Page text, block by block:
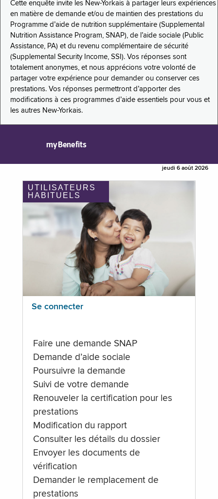
Cette enquête invite les New-Yorkais à partager leurs expériences
en matière de demande et/ou de maintien des prestations du
Programme d’aide de nutrition supplémentaire (Supplemental
Nutrition Assistance Program, SNAP), de l’aide sociale (Public
Assistance, PA) et du revenu complémentaire de sécurité
(Supplemental Security Income, SSI). Vos réponses sont
totalement anonymes, et nous apprécions votre volonté de
partager votre expérience pour demander ou conserver ces
prestations. Vos réponses permettront d’apporter des
modifications à ces programmes d’aide essentiels pour vous et
les autres New-Yorkais.
myBenefits
jeudi 6 août 2026
UTILISATEURS
HABITUELS
Se connecter
Faire une demande SNAP
Demande d’aide sociale
Poursuivre la demande
Suivi de votre demande
Renouveler la certification pour les
prestations
Modification du rapport
Consulter les détails du dossier
Envoyer les documents de
vérification
Demander le remplacement de
prestations